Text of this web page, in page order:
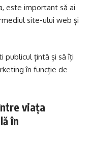
este important să ai
site-ului web și
publicul țintă și să îți
în funcție de
viața
în